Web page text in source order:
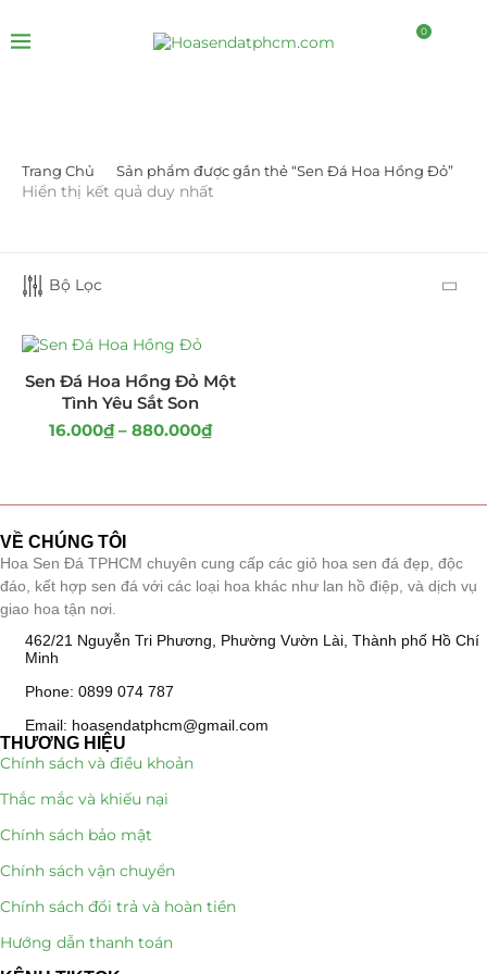
0
LỌC BỞI GIÁ
LỌC
Cây Sen Đá Giá Sỉ (137)
Chậu Sen Đá Mini
Hồ Điệp và Hoa Sen đá
Lan Hồ Điệp Truyền Thống
Lũa Hồ Điệp Sen Đá
Tiểu Cảnh Lan Sen Đá
Hoa Ngày Lễ 8/3
Hoa Tặng 14/2
Trang Chủ Sản phẩm được gắn thẻ “Sen Đá Hoa Hồng Đỏ”
Hiển thị kết quả duy nhất
Bộ Lọc
Sen Đá Hoa Hồng Đỏ Một
Tình Yêu Sắt Son
16.000₫ – 880.000₫
VỀ CHÚNG TÔI
Hoa Sen Đá TPHCM chuyên cung cấp các giỏ hoa sen đá đẹp, độc
đáo, kết hợp sen đá với các loại hoa khác như lan hồ điệp, và dịch vụ
giao hoa tận nơi.
462/21 Nguyễn Tri Phương, Phường Vườn Lài, Thành phố Hồ Chí
Minh
Phone: 0899 074 787
Email: hoasendatphcm@gmail.com
THƯƠNG HIỆU
Chính sách và điều khoản
Thắc mắc và khiếu nại
Chính sách bảo mật
Chính sách vận chuyển
Chính sách đổi trả và hoàn tiền
Hướng dẫn thanh toán